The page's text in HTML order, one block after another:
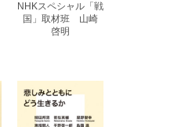
NHKスペシャル「戦
国」取材班 山崎
啓明